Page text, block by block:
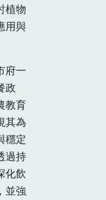
植物
用與
府一
政
教育
其為
穩定
過持
化飲
並強